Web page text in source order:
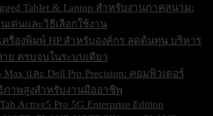
Tablet & Laptop สำหรับงานภาคสนาม:
เด่นและวิธีเลือกใช้งาน
ครื่องพิมพ์ HP สำหรับองค์กร ลดต้นทุน บริหาร
าย ครบจบในระบบเดียว
Max และ Dell Pro Precision: คอมพิวเตอร์
ภาพสูงสำหรับงานมืออาชีพ
Active5 Pro 5G Enterprise Edition